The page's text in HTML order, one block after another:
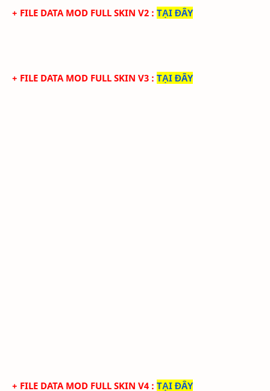
+ FILE DATA MOD FULL SKIN V2 : TẠI ĐÂY
+ FILE DATA MOD FULL SKIN V3 : TẠI ĐÂY
+ FILE DATA MOD FULL SKIN V4 : TẠI ĐÂY